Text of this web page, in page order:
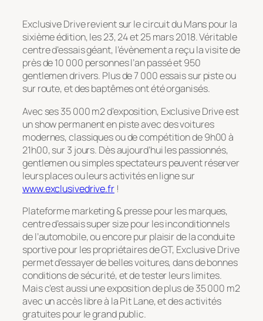
Exclusive Drive revient sur le circuit du Mans pour la
sixième édition, les 23, 24 et 25 mars 2018. Véritable
centre d’essais géant, l’évènement a reçu la visite de
près de 10 000 personnes l’an passé et 950
gentlemen drivers. Plus de 7 000 essais sur piste ou
sur route, et des baptêmes ont été organisés.
Avec ses 35 000 m2 d’exposition, Exclusive Drive est
un show permanent en piste avec des voitures
modernes, classiques ou de compétition de 9h00 à
21h00, sur 3 jours. Dès aujourd’hui les passionnés,
gentlemen ou simples spectateurs peuvent réserver
leurs places ou leurs activités en ligne sur
www.exclusivedrive.fr!
Plateforme marketing & presse pour les marques,
centre d’essais super size pour les inconditionnels
de l’automobile, ou encore pur plaisir de la conduite
sportive pour les propriétaires de GT, Exclusive Drive
permet d’essayer de belles voitures, dans de bonnes
conditions de sécurité, et de tester leurs limites.
Mais c’est aussi une exposition de plus de 35 000 m2
avec un accès libre à la Pit Lane, et des activités
gratuites pour le grand public.